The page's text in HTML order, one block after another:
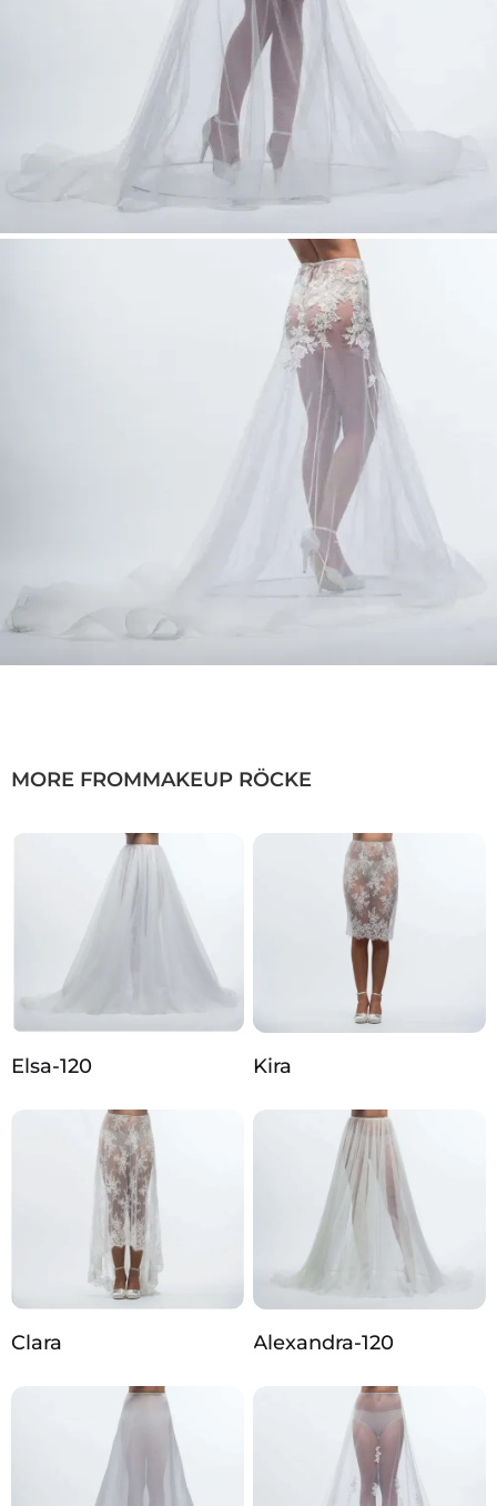
MORE FROMMAKEUP RÖCKE
Elsa-120 Kira
Clara Alexandra-120